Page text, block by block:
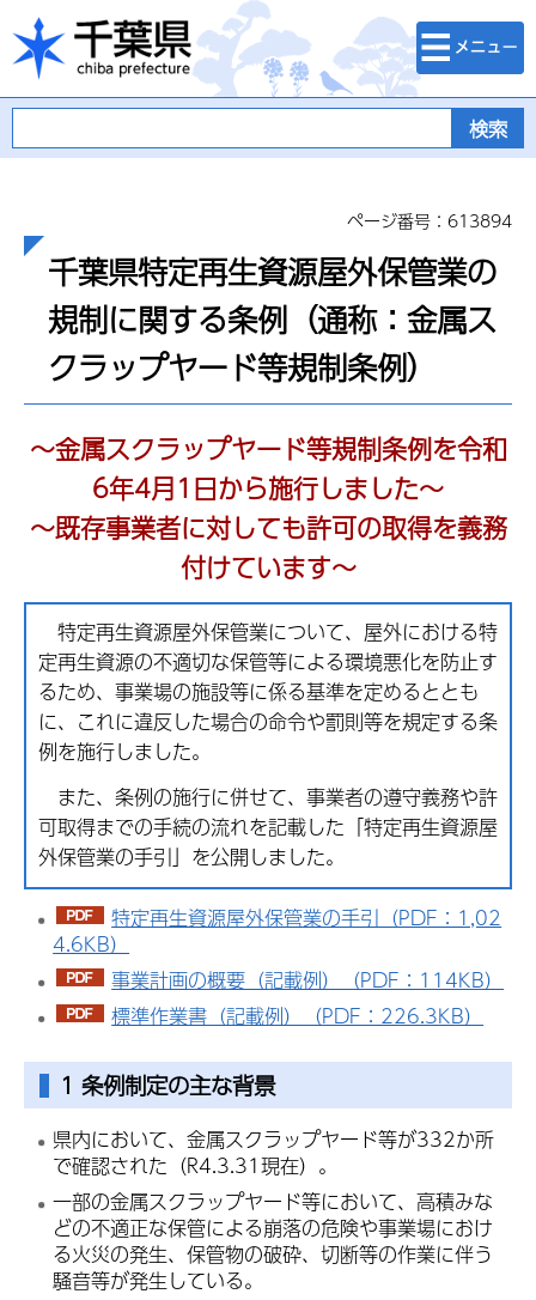
千葉県
検索・メニュ
ー
ページ番号：613894
千葉県特定再生資源屋外保管業の
規制に関する条例（通称：金属ス
クラップヤード等規制条例）
～金属スクラップヤード等規制条例を令和
6年4月1日から施行しました～
～既存事業者に対しても許可の取得を義務
付けています～
特定再生資源屋外保管業について、屋外における特
定再生資源の不適切な保管等による環境悪化を防止す
るため、事業場の施設等に係る基準を定めるととも
に、これに違反した場合の命令や罰則等を規定する条
例を施行しました。
また、条例の施行に併せて、事業者の遵守義務や許
可取得までの手続の流れを記載した「特定再生資源屋
外保管業の手引」を公開しました。
特定再生資源屋外保管業の手引（PDF：1,02
4.6KB）
事業計画の概要（記載例）（PDF：114KB）
標準作業書（記載例）（PDF：226.3KB）
1 条例制定の主な背景
県内において、金属スクラップヤード等が332か所
で確認された（R4.3.31現在）。
一部の金属スクラップヤード等において、高積みな
どの不適正な保管による崩落の危険や事業場におけ
る火災の発生、保管物の破砕、切断等の作業に伴う
騒音等が発生している。